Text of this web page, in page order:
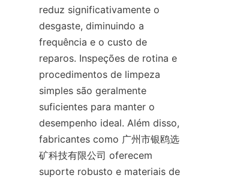
reduz significativamente o
desgaste, diminuindo a
frequência e o custo de
reparos. Inspeções de rotina e
procedimentos de limpeza
simples são geralmente
suficientes para manter o
desempenho ideal. Além disso,
fabricantes como 广州市银鸥选
矿科技有限公司 oferecem
suporte robusto e materiais de